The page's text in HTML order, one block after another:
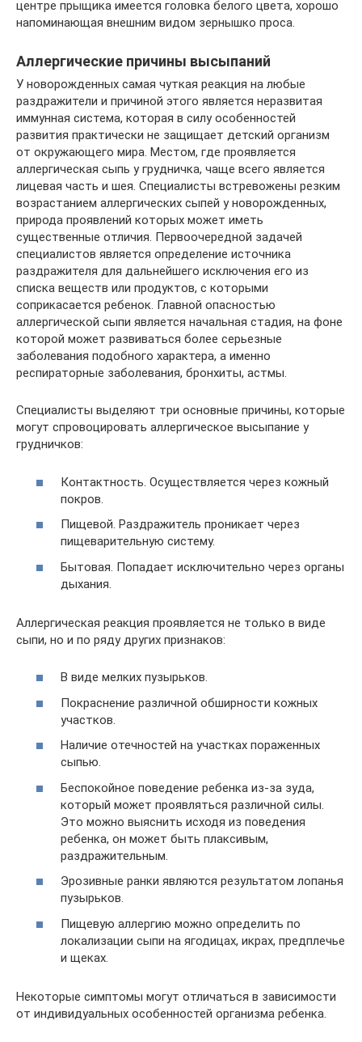
центре прыщика имеется головка белого цвета, хорошо
напоминающая внешним видом зернышко проса.
Аллергические причины высыпаний
У новорожденных самая чуткая реакция на любые
раздражители и причиной этого является неразвитая
иммунная система, которая в силу особенностей
развития практически не защищает детский организм
от окружающего мира. Местом, где проявляется
аллергическая сыпь у грудничка, чаще всего является
лицевая часть и шея. Специалисты встревожены резким
возрастанием аллергических сыпей у новорожденных,
природа проявлений которых может иметь
существенные отличия. Первоочередной задачей
специалистов является определение источника
раздражителя для дальнейшего исключения его из
списка веществ или продуктов, с которыми
соприкасается ребенок. Главной опасностью
аллергической сыпи является начальная стадия, на фоне
которой может развиваться более серьезные
заболевания подобного характера, а именно
респираторные заболевания, бронхиты, астмы.
Специалисты выделяют три основные причины, которые
могут спровоцировать аллергическое высыпание у
грудничков:
Контактность. Осуществляется через кожный
покров.
Пищевой. Раздражитель проникает через
пищеварительную систему.
Бытовая. Попадает исключительно через органы
дыхания.
Аллергическая реакция проявляется не только в виде
сыпи, но и по ряду других признаков:
В виде мелких пузырьков.
Покраснение различной обширности кожных
участков.
Наличие отечностей на участках пораженных
сыпью.
Беспокойное поведение ребенка из-за зуда,
который может проявляться различной силы.
Это можно выяснить исходя из поведения
ребенка, он может быть плаксивым,
раздражительным.
Эрозивные ранки являются результатом лопанья
пузырьков.
Пищевую аллергию можно определить по
локализации сыпи на ягодицах, икрах, предплечье
и щеках.
Некоторые симптомы могут отличаться в зависимости
от индивидуальных особенностей организма ребенка.